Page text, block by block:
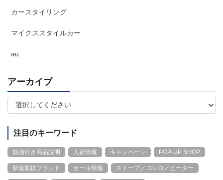
カースタイリング
マイクススタイルカー
au
アーカイブ
注目のキーワード
動画付き商品説明 入荷情報 キャンペーン POP-UP SHOP
新規取扱ブランド セール情報 ストーブ／コンロ／ヒーター